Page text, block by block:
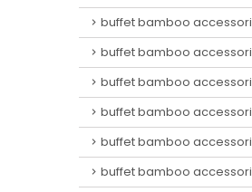
buffet bamboo accessori
buffet bamboo accessori
buffet bamboo accessori
buffet bamboo accessori
buffet bamboo accessori
buffet bamboo accessori